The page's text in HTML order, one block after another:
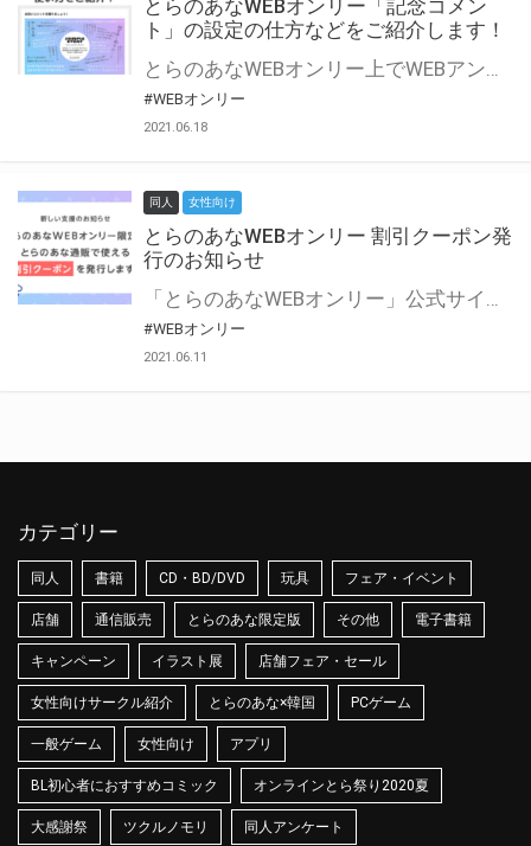
とらのあなWEBオンリー「記念コメン
ト」の設定の仕方などをご紹介します！
とらのあなWEBオンリー上でWEBアンソロジーが作成できる「記念コメント」について、その使い方や作成手順を解説します！ 支援タイプを「サークル参加型」「サークル参加型・マルシェ(イベント会場)機能付き」でお申し込みいただいている主催者様はぜひご活用ください♪ とらのあなWEBオンリーサイトはこちら
#WEBオンリー
2021.06.18
同人 女性向け
とらのあなWEBオンリー 割引クーポン発
行のお知らせ
「とらのあなWEBオンリー」公式サイトでとらのあな通販の「割引クーポン」を配布中！ イベントごとに開催当日限定で使える割引クーポンのシリアルコードを発行します。 とらのあなWEBオンリーのページをチェックして、イベント当日にお得にお買い物を楽しみましょう♪ ※本キャンペーンは予告なく終了する場合がございます。 とらのあなWEBオンリーサイトはこちら
#WEBオンリー
2021.06.11
カテゴリー
同人 書籍 CD・BD/DVD 玩具 フェア・イベント
店舗 通信販売 とらのあな限定版 その他 電子書籍
キャンペーン イラスト展 店舗フェア・セール
女性向けサークル紹介 とらのあな×韓国 PCゲーム
一般ゲーム 女性向け アプリ
BL初心者におすすめコミック オンラインとら祭り2020夏
大感謝祭 ツクルノモリ 同人アンケート